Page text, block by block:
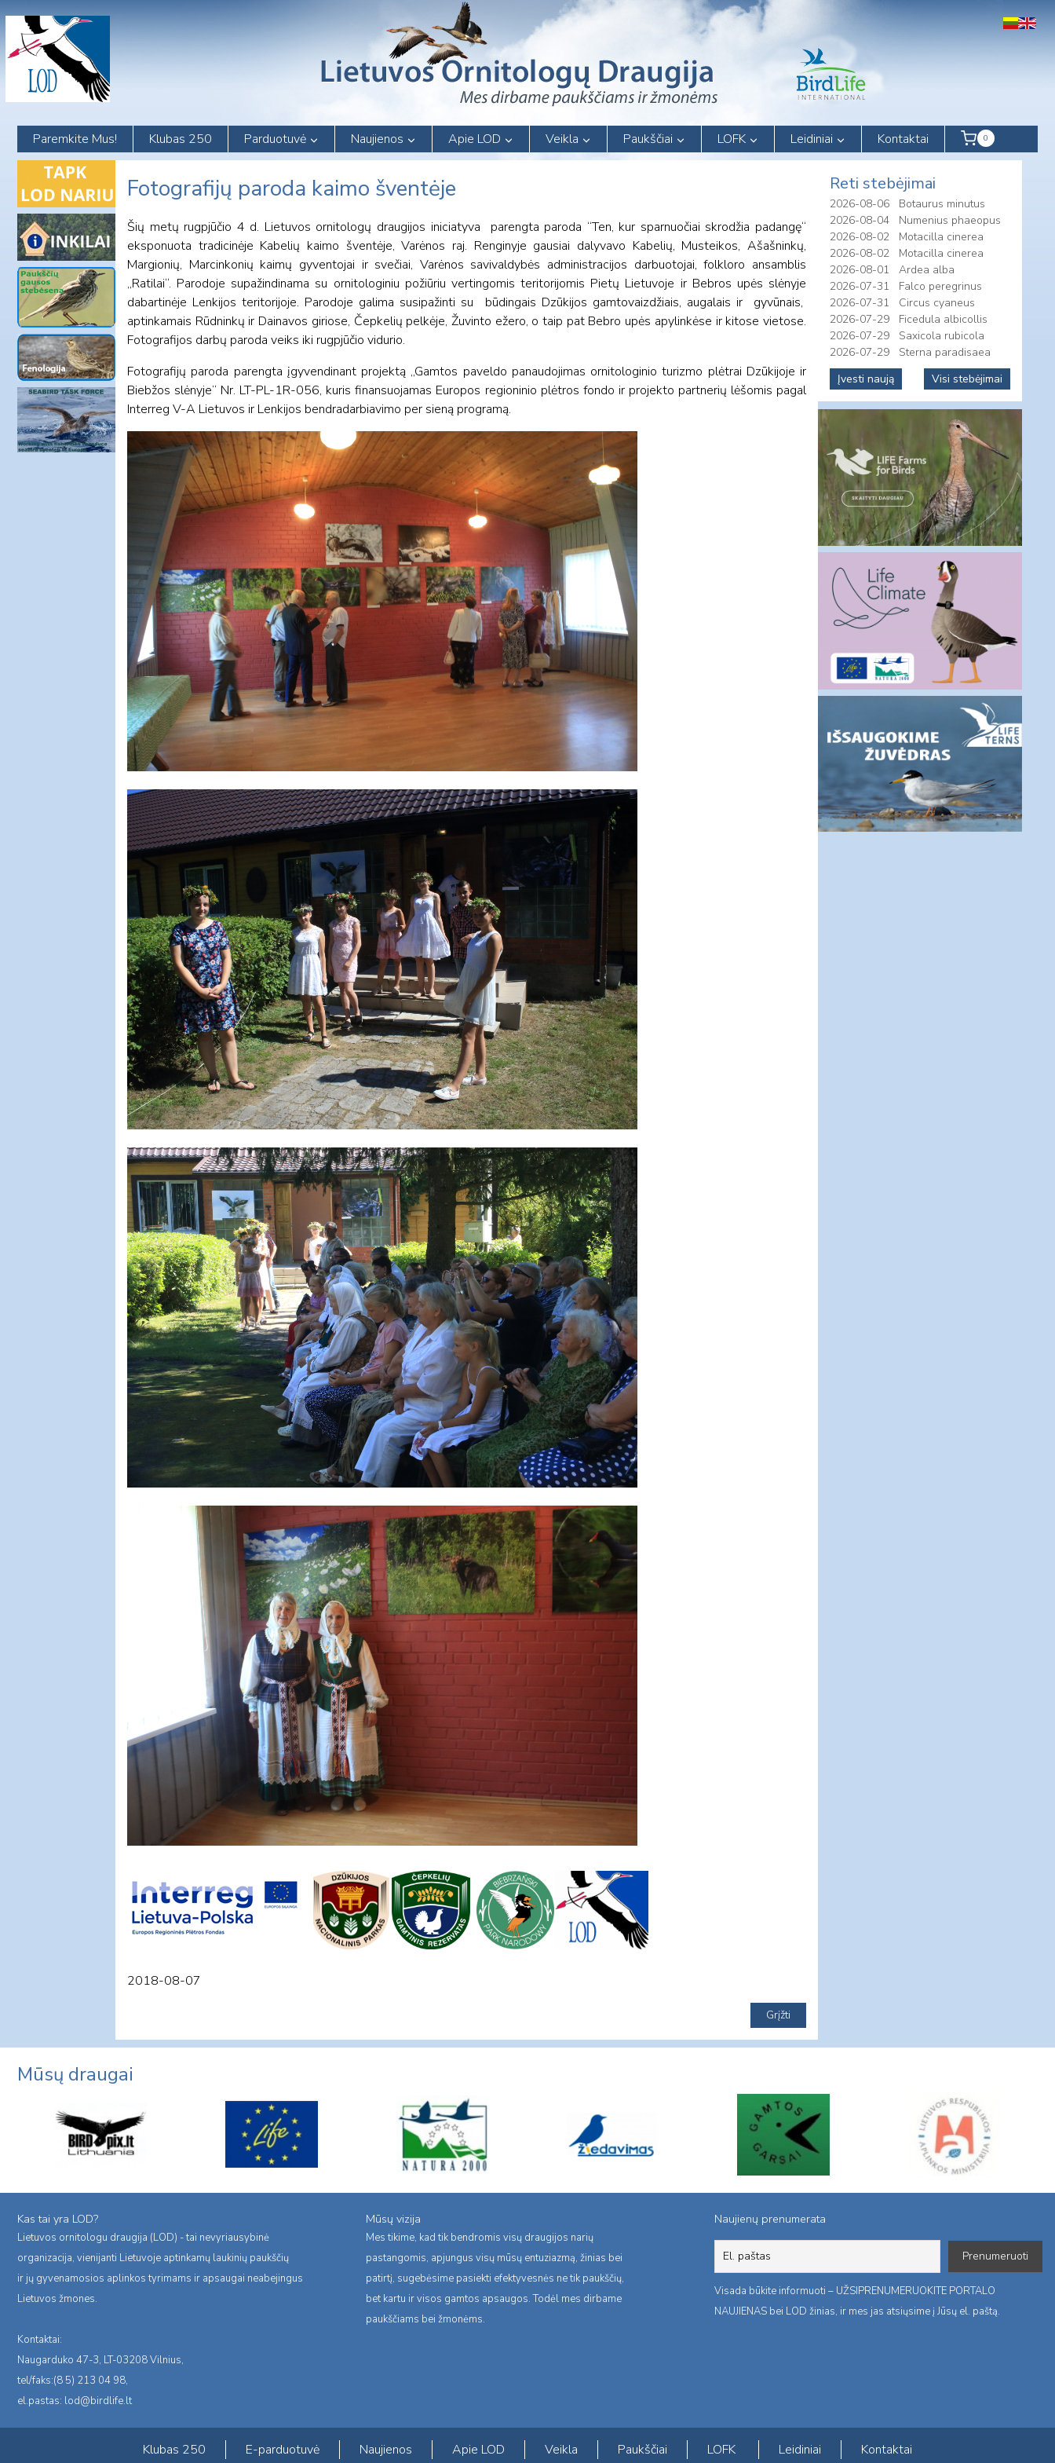
content
Paremkite Mus! Klubas 250 Parduotuvė Naujienos Apie LOD Veikla Paukščiai LOFK Leidiniai Kontaktai 0
Fotografijų paroda kaimo šventėje
Šių metų rugpjūčio 4 d. Lietuvos ornitologų draugijos iniciatyva parengta paroda “Ten, kur sparnuočiai skrodžia padangę“
eksponuota tradicinėje Kabelių kaimo šventėje, Varėnos raj. Renginyje gausiai dalyvavo Kabelių, Musteikos, Ašašninkų,
Margionių, Marcinkonių kaimų gyventojai ir svečiai, Varėnos savivaldybės administracijos darbuotojai, folkloro ansamblis
„Ratilai“. Parodoje supažindinama su ornitologiniu požiūriu vertingomis teritorijomis Pietų Lietuvoje ir Bebros upės slėnyje
dabartinėje Lenkijos teritorijoje. Parodoje galima susipažinti su būdingais Dzūkijos gamtovaizdžiais, augalais ir gyvūnais,
aptinkamais Rūdninkų ir Dainavos giriose, Čepkelių pelkėje, Žuvinto ežero, o taip pat Bebro upės apylinkėse ir kitose vietose.
Fotografijos darbų paroda veiks iki rugpjūčio vidurio.
Fotografijų paroda parengta įgyvendinant projektą „Gamtos paveldo panaudojimas ornitologinio turizmo plėtrai Dzūkijoje ir
Biebžos slėnyje” Nr. LT-PL-1R-056, kuris finansuojamas Europos regioninio plėtros fondo ir projekto partnerių lėšomis pagal
Interreg V-A Lietuvos ir Lenkijos bendradarbiavimo per sieną programą.
2018-08-07
Reti stebėjimai
2026-08-06
Botaurus minutus
2026-08-04
Numenius phaeopus
2026-08-02
Motacilla cinerea
2026-08-02
Motacilla cinerea
2026-08-01
Ardea alba
2026-07-31
Falco peregrinus
2026-07-31
Circus cyaneus
2026-07-29
Ficedula albicollis
2026-07-29
Saxicola rubicola
2026-07-29
Sterna paradisaea
Įvesti naują
Visi stebėjimai
Mūsų draugai
Kas tai yra LOD?
Lietuvos ornitologu draugija (LOD) - tai nevyriausybinė
organizacija, vienijanti Lietuvoje aptinkamų laukinių paukščių
ir jų gyvenamosios aplinkos tyrimams ir apsaugai neabejingus
Lietuvos žmones.
Kontaktai:
Naugarduko 47-3, LT-03208 Vilnius,
tel/faks:(8 5) 213 04 98,
el.pastas: lod@birdlife.lt
Mūsų vizija
Mes tikime, kad tik bendromis visų draugijos narių
pastangomis, apjungus visų mūsų entuziazmą, žinias bei
patirtį, sugebėsime pasiekti efektyvesnės ne tik paukščių,
bet kartu ir visos gamtos apsaugos. Todėl mes dirbame
paukščiams bei žmonėms.
Naujienų prenumerata
Visada būkite informuoti – UŽSIPRENUMERUOKITE PORTALO
NAUJIENAS bei LOD žinias, ir mes jas atsiųsime į Jūsų el. paštą.
Klubas 250 E-parduotuvė Naujienos Apie LOD Veikla Paukščiai LOFK Leidiniai Kontaktai